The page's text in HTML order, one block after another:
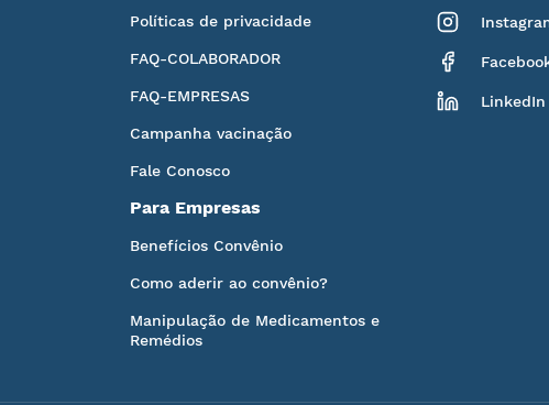
Políticas de privacidade
FAQ-COLABORADOR
FAQ-EMPRESAS
Campanha vacinação
Fale Conosco
Para Empresas
Benefícios Convênio
Como aderir ao convênio?
Manipulação de Medicamentos e
Remédios
LinkedIn